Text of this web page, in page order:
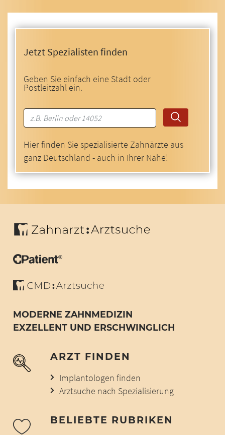
Jetzt Spezialisten finden
Geben Sie einfach eine Stadt oder
Postleitzahl ein.
Hier finden Sie spezialisierte Zahnärzte aus
ganz Deutschland - auch in Ihrer Nähe!
MODERNE ZAHNMEDIZIN
EXZELLENT UND ERSCHWINGLICH
ARZT FINDEN
Implantologen finden
Arztsuche nach Spezialisierung
BELIEBTE RUBRIKEN